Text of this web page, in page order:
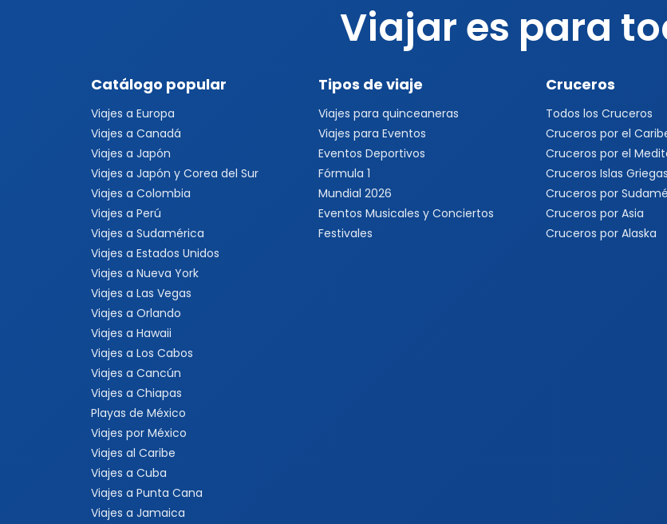
Viajar es para
Catálogo popular
Viajes a Europa
Viajes a Canadá
Viajes a Japón
Viajes a Japón y Corea del Sur
Viajes a Colombia
Viajes a Perú
Viajes a Sudamérica
Viajes a Estados Unidos
Viajes a Nueva York
Viajes a Las Vegas
Viajes a Orlando
Viajes a Hawaii
Viajes a Los Cabos
Viajes a Cancún
Viajes a Chiapas
Playas de México
Viajes por México
Viajes al Caribe
Viajes a Cuba
Viajes a Punta Cana
Viajes a Jamaica
Tipos de viaje
Viajes para quinceaneras
Viajes para Eventos
Eventos Deportivos
Fórmula 1
Mundial 2026
Eventos Musicales y Conciertos
Festivales
Cruceros
Todos los Cruceros
Cruceros por el
Cruceros por el
Cruceros Islas Griegas
Cruceros por
Cruceros por Asia
Cruceros por Alaska